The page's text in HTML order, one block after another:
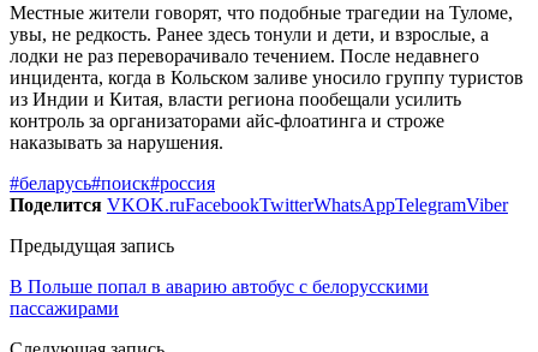
Местные жители говорят, что подобные трагедии на Туломе,
увы, не редкость. Ранее здесь тонули и дети, и взрослые, а
лодки не раз переворачивало течением. После недавнего
инцидента, когда в Кольском заливе уносило группу туристов
из Индии и Китая, власти региона пообещали усилить
контроль за организаторами айс-флоатинга и строже
наказывать за нарушения.
#беларусь#поиск#россия
Поделится VKOK.ruFacebookTwitterWhatsAppTelegramViber
Предыдущая запись
В Польше попал в аварию автобус с белорусскими
пассажирами